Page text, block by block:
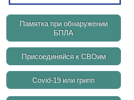
Памятка при обнаружении
БПЛА
Присоединяйся к СВОим
Covid-19 или грипп